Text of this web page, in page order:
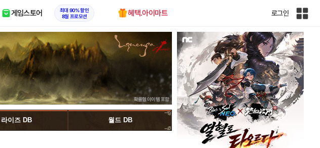
게임스토어
최대 90% 할인
8월 프로모션
혜택.아이마트 로그인
인
전
체
사
이
트
라이즈 DB 월드 DB